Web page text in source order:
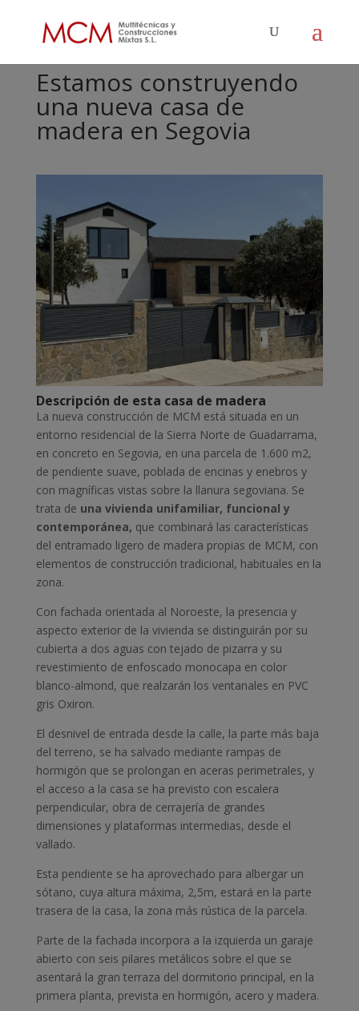
Estamos construyendo
una nueva casa de
madera en Segovia
Descripción de esta casa de madera
La nueva construcción de MCM está situada en un
entorno residencial de la Sierra Norte de Guadarrama,
en concreto en Segovia, en una parcela de 1.600 m2,
de pendiente suave, poblada de encinas y enebros y
con magníficas vistas sobre la llanura segoviana. Se
trata de una vivienda unifamiliar, funcional y
contemporánea, que combinará las características
del entramado ligero de madera propias de MCM, con
elementos de construcción tradicional, habituales en la
zona.
Con fachada orientada al Noroeste, la presencia y
aspecto exterior de la vivienda se distinguirán por su
cubierta a dos aguas con tejado de pizarra y su
revestimiento de enfoscado monocapa en color
blanco-almond, que realzarán los ventanales en PVC
gris Oxiron.
El desnivel de entrada desde la calle, la parte más baja
del terreno, se ha salvado mediante rampas de
hormigón que se prolongan en aceras perimetrales, y
el acceso a la casa se ha previsto con escalera
perpendicular, obra de cerrajería de grandes
dimensiones y plataformas intermedias, desde el
vallado.
Esta pendiente se ha aprovechado para albergar un
sótano, cuya altura máxima, 2,5m, estará en la parte
trasera de la casa, la zona más rústica de la parcela.
Parte de la fachada incorpora a la izquierda un garaje
abierto con seis pilares metálicos sobre el que se
asentará la gran terraza del dormitorio principal, en la
primera planta, prevista en hormigón, acero y madera.